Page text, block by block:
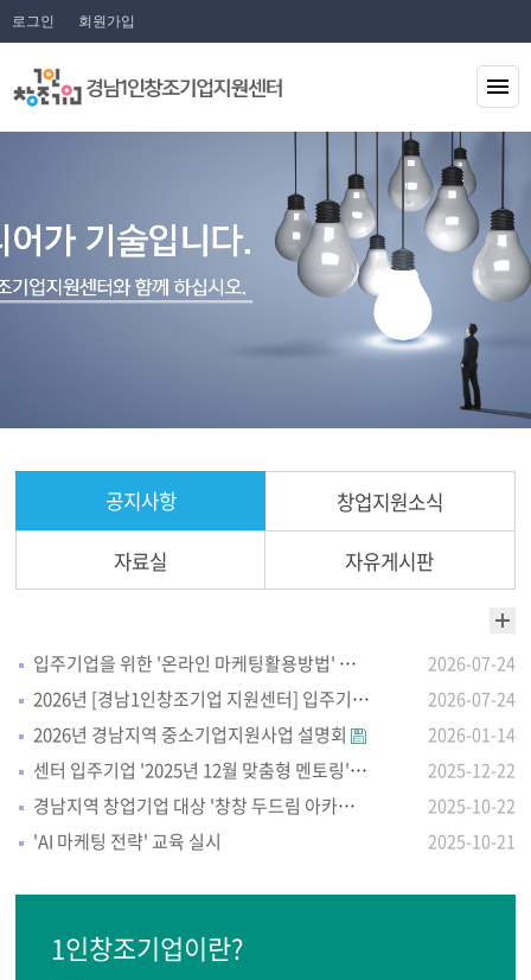
로그인 회원가입
공지사항 창업지원소식
자료실 자유게시판
입주기업을 위한 '온라인 마케팅활용방법' 자체교육 실시
2026-07-24
2026년 [경남1인창조기업 지원센터] 입주기업 모집 안내
2026-07-24
2026년 경남지역 중소기업지원사업 설명회
2026-01-14
센터 입주기업 '2025년 12월 맞춤형 멘토링'실시
2025-12-22
경남지역 창업기업 대상 '창창 두드림 아카데미'
2025-10-22
'AI 마케팅 전략' 교육 실시
2025-10-21
1인창조기업이란?